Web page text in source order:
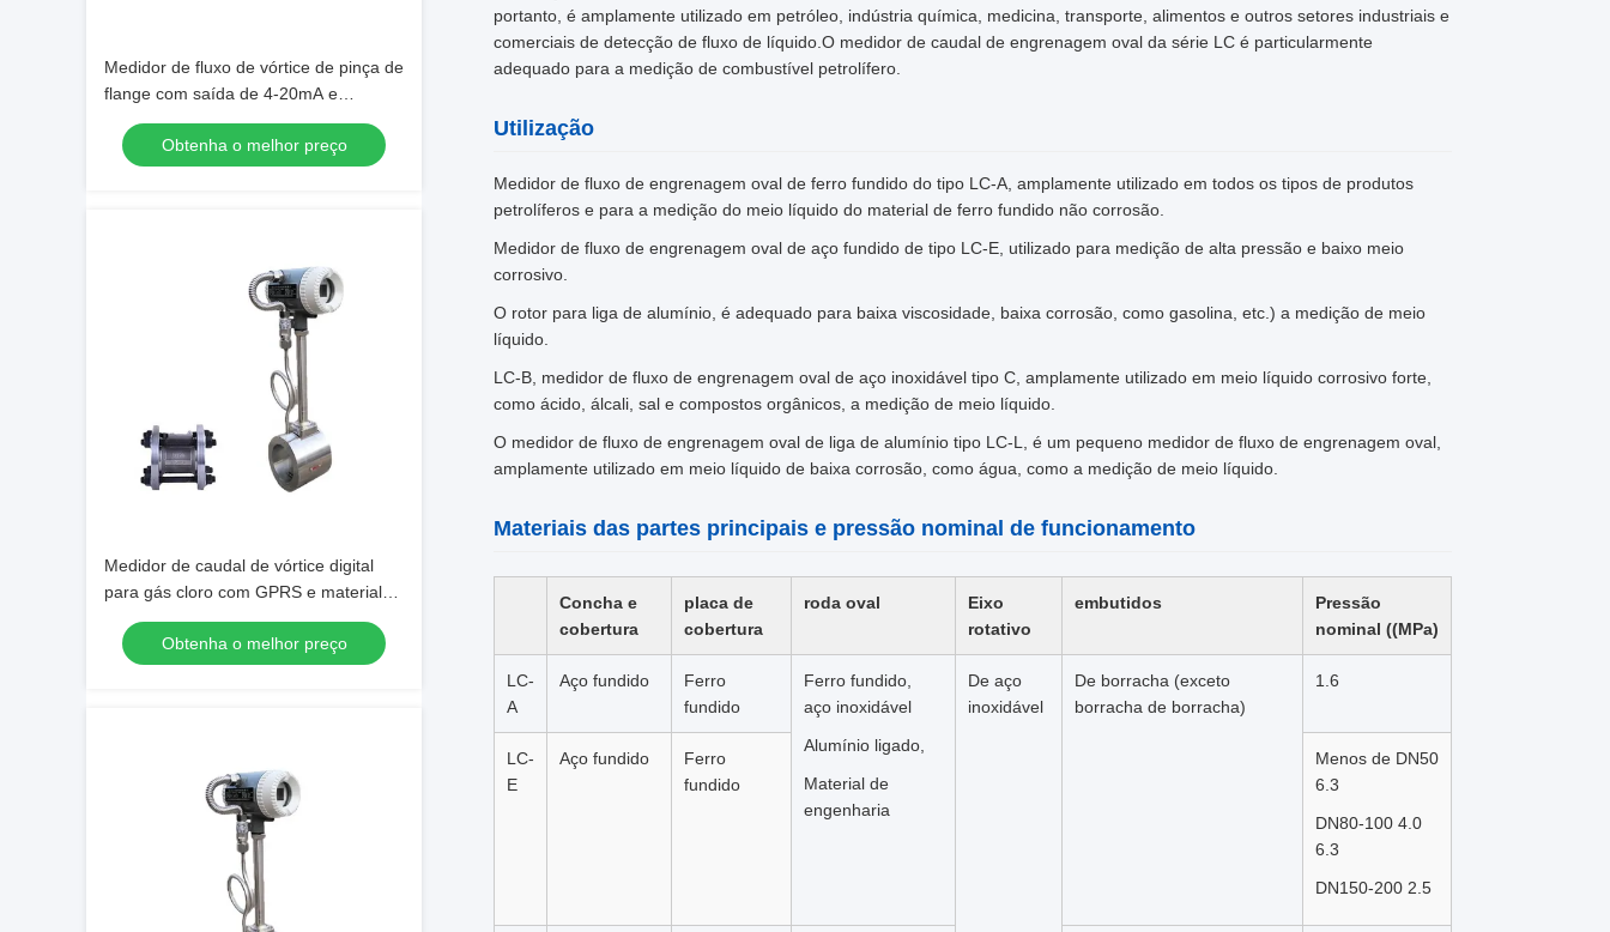
Medidor de fluxo de vórtice de pinça de
flange com saída de 4-20mA e
diâmetro DN15-DN1800 para ar
comprimido e gás
Obtenha o melhor preço
Medidor de caudal de vórtice digital
para gás cloro com GPRS e material
do corpo SS304/SS316
Obtenha o melhor preço
portanto, é amplamente utilizado em petróleo, indústria química, medicina, transporte, alimentos e outros setores industriais e
comerciais de detecção de fluxo de líquido.O medidor de caudal de engrenagem oval da série LC é particularmente
adequado para a medição de combustível petrolífero.
Utilização
Medidor de fluxo de engrenagem oval de ferro fundido do tipo LC-A, amplamente utilizado em todos os tipos de produtos
petrolíferos e para a medição do meio líquido do material de ferro fundido não corrosão.
Medidor de fluxo de engrenagem oval de aço fundido de tipo LC-E, utilizado para medição de alta pressão e baixo meio
corrosivo.
O rotor para liga de alumínio, é adequado para baixa viscosidade, baixa corrosão, como gasolina, etc.) a medição de meio
líquido.
LC-B, medidor de fluxo de engrenagem oval de aço inoxidável tipo C, amplamente utilizado em meio líquido corrosivo forte,
como ácido, álcali, sal e compostos orgânicos, a medição de meio líquido.
O medidor de fluxo de engrenagem oval de liga de alumínio tipo LC-L, é um pequeno medidor de fluxo de engrenagem oval,
amplamente utilizado em meio líquido de baixa corrosão, como água, como a medição de meio líquido.
Materiais das partes principais e pressão nominal de funcionamento
Concha e
cobertura
placa de
cobertura
roda oval
Eixo
rotativo
embutidos
Pressão
nominal ((MPa)
LC-
A
Aço fundido
Ferro
fundido
Ferro fundido,
aço inoxidável
Alumínio ligado,
Material de
engenharia
De aço
inoxidável
De borracha (exceto
borracha de borracha)
1.6
LC-
E
Aço fundido
Ferro
fundido
Menos de DN50
6.3
DN80-100 4.0
6.3
DN150-200 2.5